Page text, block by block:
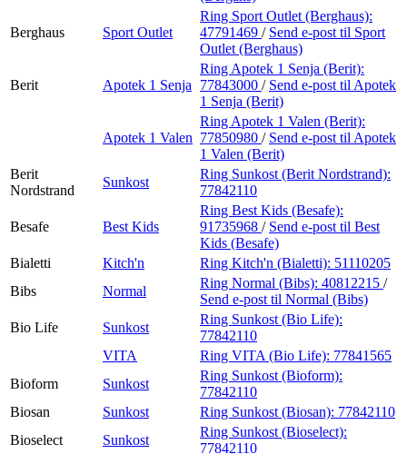
Berghaus Sport Outlet
Ring Sport Outlet (Berghaus):
47791469 / Send e-post til Sport
Outlet (Berghaus)
Berit Apotek 1 Senja
Ring Apotek 1 Senja (Berit):
77843000 / Send e-post til Apotek
1 Senja (Berit)
Apotek 1 Valen
Ring Apotek 1 Valen (Berit):
77850980 / Send e-post til Apotek
1 Valen (Berit)
Berit
Nordstrand
Sunkost
Ring Sunkost (Berit Nordstrand):
77842110
Besafe Best Kids
Ring Best Kids (Besafe):
91735968 / Send e-post til Best
Kids (Besafe)
Bialetti
Kitch'n Ring Kitch'n (Bialetti): 51110205
Bibs
Normal
Ring Normal (Bibs): 40812215 /
Send e-post til Normal (Bibs)
Bio Life
Sunkost
Ring Sunkost (Bio Life):
77842110
VITA
Ring VITA (Bio Life): 77841565
Bioform
Sunkost
Ring Sunkost (Bioform):
77842110
Biosan
Sunkost Ring Sunkost (Biosan): 77842110
Bioselect
Sunkost
Ring Sunkost (Bioselect):
77842110